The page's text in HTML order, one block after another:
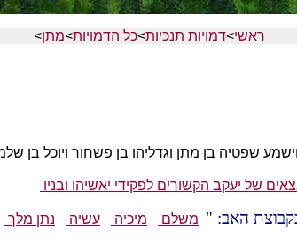
ראשי>דמויות תנכיות>כל הדמויות>מתן>
של יעקב הקשורים לפקידי יאשיהו ובניו
האב: משלם מיכיה עשיה נתן מלך